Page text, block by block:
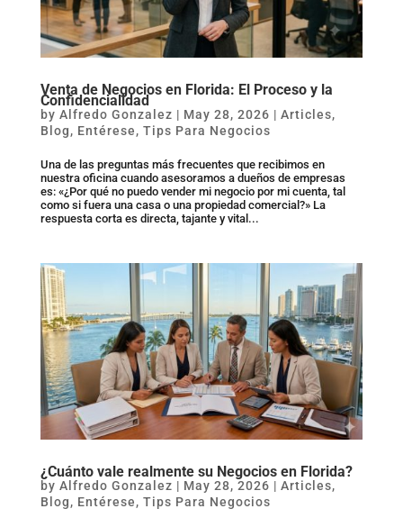
Venta de Negocios en Florida: El Proceso y la
Confidencialidad
by Alfredo Gonzalez | May 28, 2026 | Articles,
Blog, Entérese, Tips Para Negocios
Una de las preguntas más frecuentes que recibimos en
nuestra oficina cuando asesoramos a dueños de empresas
es: «¿Por qué no puedo vender mi negocio por mi cuenta, tal
como si fuera una casa o una propiedad comercial?» La
respuesta corta es directa, tajante y vital...
¿Cuánto vale realmente su Negocios en Florida?
by Alfredo Gonzalez | May 28, 2026 | Articles,
Blog, Entérese, Tips Para Negocios